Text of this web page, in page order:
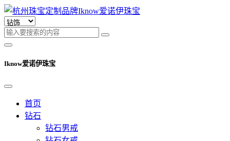
Iknow爱诺伊珠宝
首页
钻石
钻石男戒